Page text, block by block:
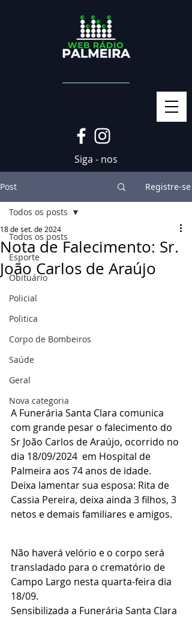
Siga - nos
Post Registre-se
Todos os posts
Esporte
Obituário
Policial
Politica
Corpo de Bombeiros
Saúde
Geral
Nova categoria
Todos os posts
Nota de Falecimento: Sr.
João Carlos de Araújo
18 de set. de 2024
A Funerária Santa Clara comunica
com grande pesar o falecimento do
Sr João Carlos de Araújo, ocorrido no
dia 18/09/2024  em Hospital de
Palmeira aos 74 anos de idade.
Deixa lamentar sua esposa: Rita de
Cassia Pereira, deixa ainda 3 filhos, 3
netos e demais familiares e amigos.
Não haverá velório e o corpo será
transladado para o crematório de
Campo Largo nesta quarta-feira dia
18/09.
Sensibilizada a Funerária Santa Clara